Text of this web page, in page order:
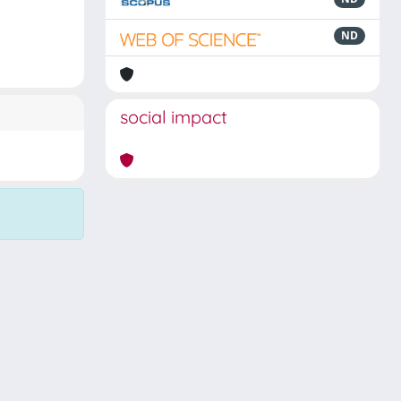
ND
social impact